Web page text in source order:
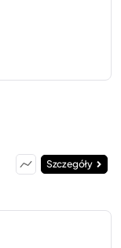
Szczegóły